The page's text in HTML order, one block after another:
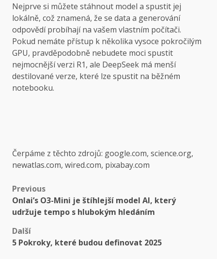
Nejprve si můžete stáhnout model a spustit jej
lokálně, což znamená, že se data a generování
odpovědí probíhají na vašem vlastním počítači.
Pokud nemáte přístup k několika vysoce pokročilým
GPU, pravděpodobně nebudete moci spustit
nejmocnější verzi R1, ale DeepSeek má menší
destilované verze, které lze spustit na běžném
notebooku.
Čerpáme z těchto zdrojů: google.com, science.org,
newatlas.com, wired.com, pixabay.com
Post
navigation
Previous
Onlai’s O3-Mini je štíhlejší model AI, který
udržuje tempo s hlubokým hledáním
Další
5 Pokroky, které budou definovat 2025